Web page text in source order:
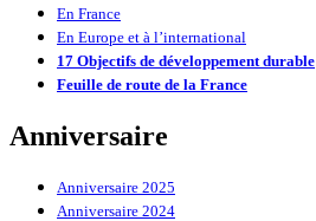
En France
En Europe et à l’international
17 Objectifs de développement durable
Feuille de route de la France
Anniversaire
Anniversaire 2025
Anniversaire 2024